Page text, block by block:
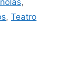
,
, Teatro